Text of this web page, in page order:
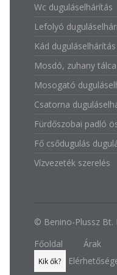
Wc duguláselhárítás
Lefolyó
Kád duguláselhárítás
Mosdó, zuhany
Mosogató
Csatorna
Fürdőszobai padló
Fő csődugulás
Vízvezeték szerelés
© Benino-Plussz Bt.
Főoldal
Árak
Kik ők?